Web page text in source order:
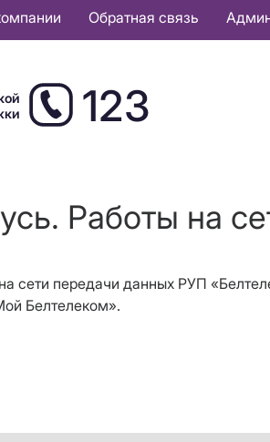
Обратная связь
123
Работы на
сети передачи данных РУП
Белтелеком».